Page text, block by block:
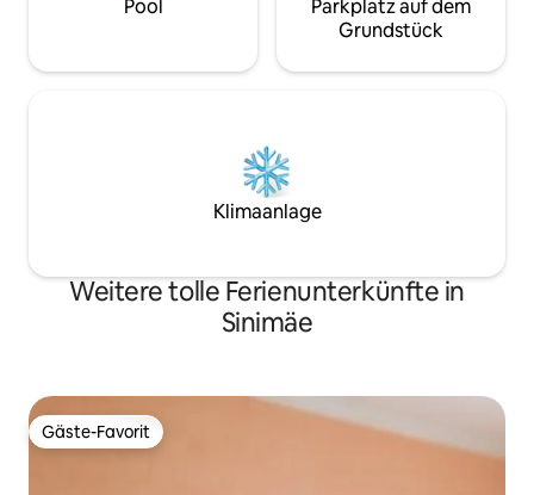
Pool
Parkplatz auf dem
Grundstück
Klimaanlage
Weitere tolle Ferienunterkünfte in
Sinimäe
Gäste-Favorit
Gäste-Favorit